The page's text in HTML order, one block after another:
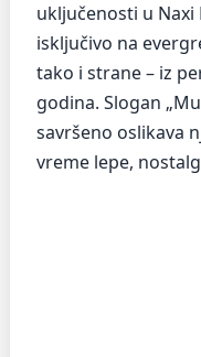
uključenosti u Naxi
isključivo na
tako i strane – iz
godina. Slogan
savršeno oslikava
vreme lepe,